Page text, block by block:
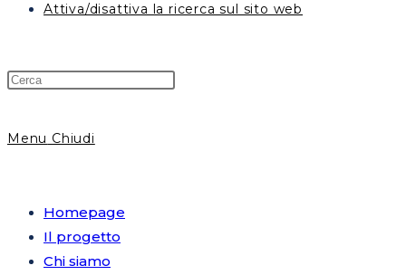
Attiva/disattiva la ricerca sul sito web
Menu Chiudi
Homepage
Il progetto
Chi siamo